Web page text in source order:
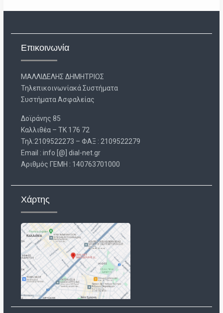
Επικοινωνία
ΜΑΛΛΙΔΕΛΗΣ ΔΗΜΗΤΡΙΟΣ
Τηλεπικοινωνίακά Συστήματα
Συστήματα Ασφαλείας
Δοϊράνης 85
Καλλιθέα – ΤΚ 176 72
Τηλ:2109522273 – ΦΑΞ : 2109522279
Email : info [@] dial-net.gr
Aριθμός ΓΕΜΗ : 140763701000
Χάρτης